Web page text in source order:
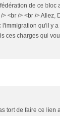
de ce bloc
<br /> <br />
l'immigration qu'il y
ces charges qui
tort de faire ce